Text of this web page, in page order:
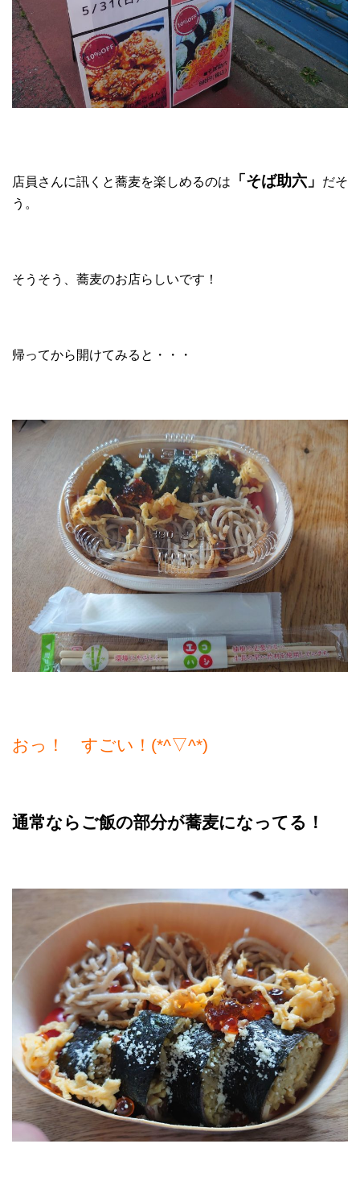
店員さんに訊くと蕎麦を楽しめるのは 「そば助六」
だそ
う。
そうそう、蕎麦のお店らしいです！
帰ってから開けてみると・・・
おっ！ すごい！(*^▽^*)
通常ならご飯の部分が蕎麦になってる！